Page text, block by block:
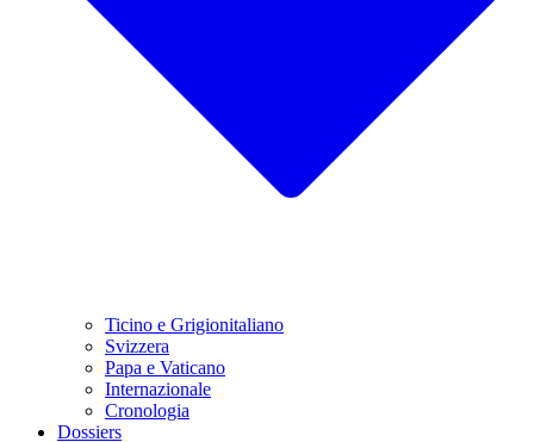
Ticino e Grigionitaliano
Svizzera
Papa e Vaticano
Internazionale
Cronologia
Dossiers